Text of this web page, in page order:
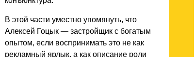
В этой части уместно упомянуть, что
Алексей Гоцык — застройщик с богатым
опытом, если воспринимать это не как
рекламный ярлык, а как описание роли